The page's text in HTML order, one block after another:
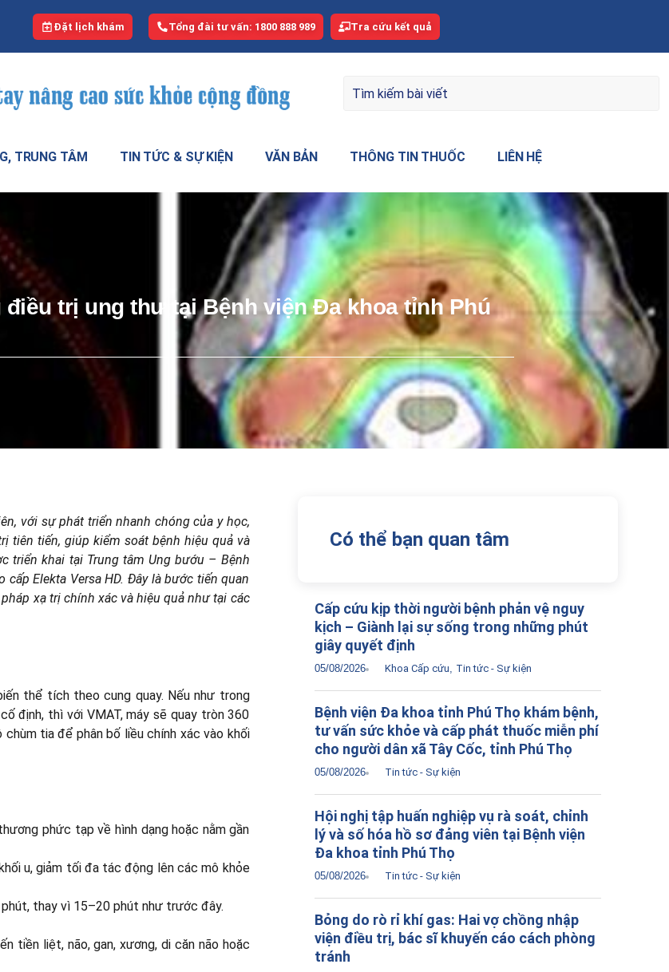
Đặt lịch khám Tổng đài tư vấn: 1800 888 989 Tra cứu kết quả
TRUNG TÂM TIN TỨC & SỰ KIỆN VĂN BẢN THÔNG TIN THUỐC LIÊN HỆ
trị ung thư tại Bệnh viện Đa khoa tỉnh Phú
với sự phát triển nhanh chóng của y học,
tiên tiến, giúp kiểm soát bệnh hiệu quả và
triển khai tại Trung tâm Ung bướu – Bệnh
Elekta Versa HD. Đây là bước tiến quan
xạ trị chính xác và hiệu quả như tại các
thể tích theo cung quay. Nếu như trong
định, thì với VMAT, máy sẽ quay tròn 360
tia để phân bố liều chính xác vào khối
phức tạp về hình dạng hoặc nằm gần
u, giảm tối đa tác động lên các mô khỏe
thay vì 15–20 phút như trước đây.
tiền liệt, não, gan, xương, di căn não hoặc
Có thể bạn quan tâm
Cấp cứu kịp thời người bệnh phản vệ nguy
kịch – Giành lại sự sống trong những phút
giây quyết định
05/08/2026 Khoa Cấp cứu, Tin tức - Sự kiện
Bệnh viện Đa khoa tỉnh Phú Thọ khám bệnh,
tư vấn sức khỏe và cấp phát thuốc miễn phí
cho người dân xã Tây Cốc, tỉnh Phú Thọ
05/08/2026 Tin tức - Sự kiện
Hội nghị tập huấn nghiệp vụ rà soát, chỉnh
lý và số hóa hồ sơ đảng viên tại Bệnh viện
Đa khoa tỉnh Phú Thọ
05/08/2026 Tin tức - Sự kiện
Bỏng do rò rỉ khí gas: Hai vợ chồng nhập
viện điều trị, bác sĩ khuyến cáo cách phòng
tránh